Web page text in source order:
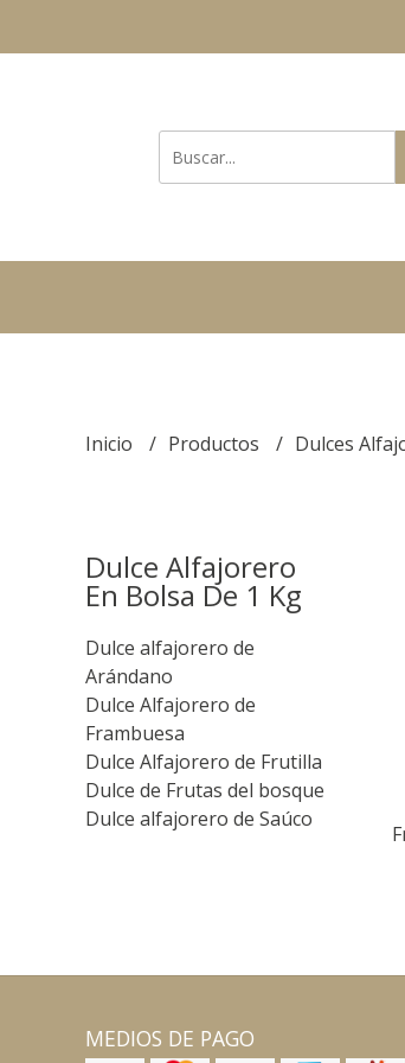
Inicio Productos Dulces
Dulce Alfajorero
En Bolsa De 1 Kg
Dulce alfajorero de
Arándano
Dulce Alfajorero de
Frambuesa
Dulce Alfajorero de Frutilla
Dulce de Frutas del bosque
Dulce alfajorero de Saúco
MEDIOS DE PAGO